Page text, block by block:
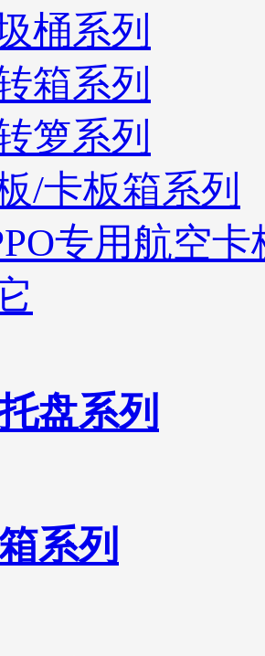
桶系列
箱系列
箩系列
/卡板箱系列
专用航空卡
盘系列
系列